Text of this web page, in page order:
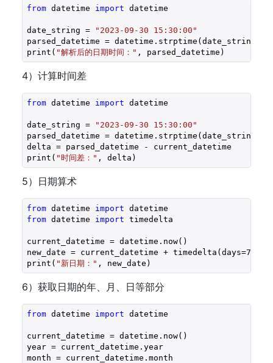
from datetime import datetime
date_string =
"2023-09-30 15:30:00"
parsed_datetime = datetime.strptime(date_string,
print( "解析后的日期时间：" , parsed_datetime)
4）计算时间差
from datetime import datetime
date_string =
"2023-09-30 15:30:00"
parsed_datetime = datetime.strptime(date_string,
delta = parsed_datetime - current_datetime
print( "时间差：" , delta)
5）日期算术
from datetime import
from datetime import timedelta
current_datetime = datetime.now()
new_date = current_datetime + timedelta(days=7
print( "新日期：" , new_date)
6）获取日期的年、月、日等部分
from datetime import datetime
current_datetime = datetime.now()
year = current_datetime.year
month = current_datetime.month